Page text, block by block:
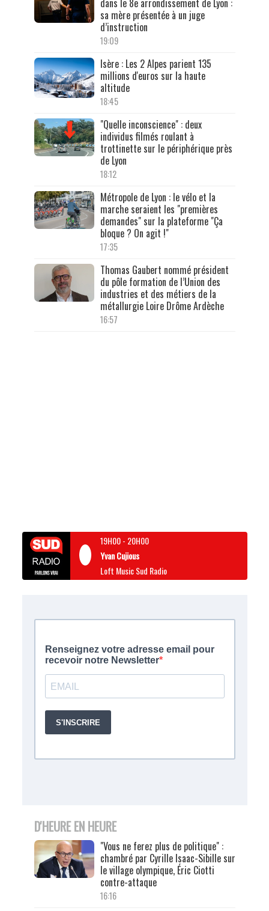
dans le 8e arrondissement de Lyon :
sa mère présentée à un juge
d’instruction
19:09
Isère : Les 2 Alpes parient 135
millions d'euros sur la haute
altitude
18:45
"Quelle inconscience" : deux
individus filmés roulant à
trottinette sur le périphérique près
de Lyon
18:12
Métropole de Lyon : le vélo et la
marche seraient les "premières
demandes" sur la plateforme "Ça
bloque ? On agit !"
17:35
Thomas Gaubert nommé président
du pôle formation de l’Union des
industries et des métiers de la
métallurgie Loire Drôme Ardèche
16:57
19H00- 20H00
Yvan Cujious
Loft Music Sud Radio
D'HEURE EN HEURE
"Vous ne ferez plus de politique" :
chambré par Cyrille Isaac-Sibille sur
le village olympique, Éric Ciotti
contre-attaque
16:16